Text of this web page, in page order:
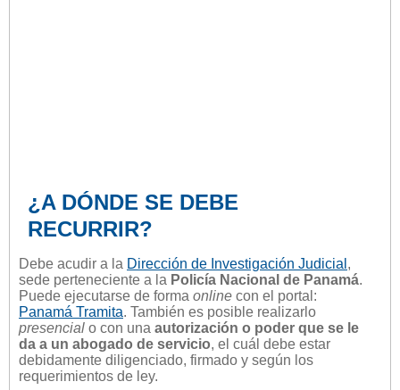
¿A DÓNDE SE DEBE
RECURRIR?
Debe acudir a la Dirección de Investigación Judicial ,
sede perteneciente a la Policía Nacional de Panamá.
Puede ejecutarse de forma online con el portal:
Panamá Tramita. También es posible realizarlo
presencial o con una autorización o poder que se le
da a un abogado de servicio, el cuál debe estar
debidamente diligenciado, firmado y según los
requerimientos de ley.